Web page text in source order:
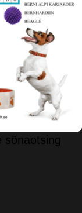
sõnaotsing